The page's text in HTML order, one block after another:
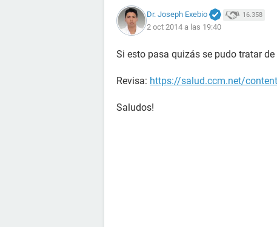
Dr. Joseph Exebio 16.358
2 oct 2014 a las 19:40
Si esto pasa quizás se pudo tratar
Revisa: https://salud.ccm.net/
Saludos!